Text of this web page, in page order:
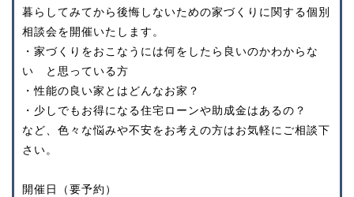
暮らしてみてから後悔しないための家づくりに関する個別
相談会を開催いたします。
・家づくりをおこなうには何をしたら良いのかわからな
い と思っている方
・性能の良い家とはどんなお家？
・少しでもお得になる住宅ローンや助成金はあるの？
など、色々な悩みや不安をお考えの方はお気軽にご相談下
さい。
開催日（要予約）